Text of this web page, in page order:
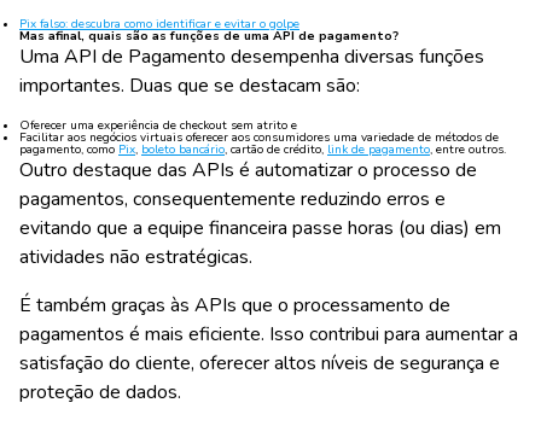
Pix falso: descubra como identificar e evitar o golpe
Mas afinal, quais são as funções de uma API de pagamento?
Uma API de Pagamento desempenha diversas funções
importantes. Duas que se destacam são:
Oferecer uma experiência de checkout sem atrito e
Facilitar aos negócios virtuais oferecer aos consumidores uma variedade de métodos de
pagamento, como Pix, boleto bancário, cartão de crédito, link de pagamento, entre outros.
Outro destaque das APIs é automatizar o processo de
pagamentos, consequentemente reduzindo erros e
evitando que a equipe financeira passe horas (ou dias) em
atividades não estratégicas.
É também graças às APIs que o processamento de
pagamentos é mais eficiente. Isso contribui para aumentar a
satisfação do cliente, oferecer altos níveis de segurança e
proteção de dados.